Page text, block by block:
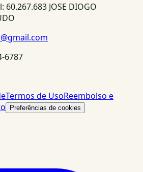
60.267.683 JOSE DIOGO
6787
Termos de UsoReembolso e
Preferências de cookies